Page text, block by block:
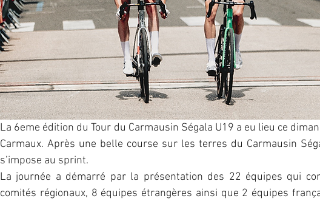
La 6eme édition du Tour du Carmausin Ségala U19 a eu lieu ce
Carmaux. Après une belle course sur les terres du Carmausin
s’impose au sprint.
La journée a démarré par la présentation des 22 équipes qui
comités régionaux, 8 équipes étrangères ainsi que 2 équipes